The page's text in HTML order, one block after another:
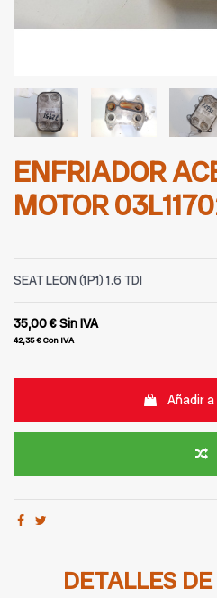
ENFRIADOR
MOTOR
SEAT LEON (1P1) 1.6 TDI
35,00 €Sin IVA
42,35 €Con IVA
Añadir
DETALLES